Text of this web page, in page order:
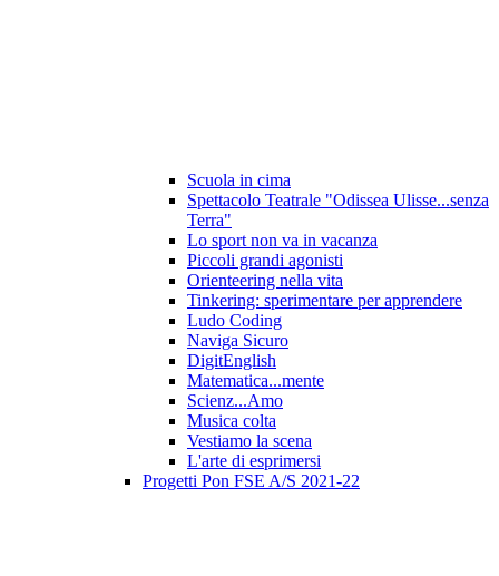
Scuola in cima
Spettacolo Teatrale "Odissea Ulisse...senza
Terra"
Lo sport non va in vacanza
Piccoli grandi agonisti
Orienteering nella vita
Tinkering: sperimentare per apprendere
Ludo Coding
Naviga Sicuro
DigitEnglish
Matematica...mente
Scienz...Amo
Musica colta
Vestiamo la scena
L'arte di esprimersi
Progetti Pon FSE A/S 2021-22